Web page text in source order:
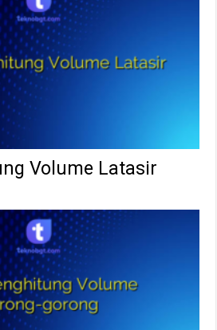
Volume Latasir